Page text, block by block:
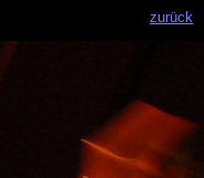
zurück